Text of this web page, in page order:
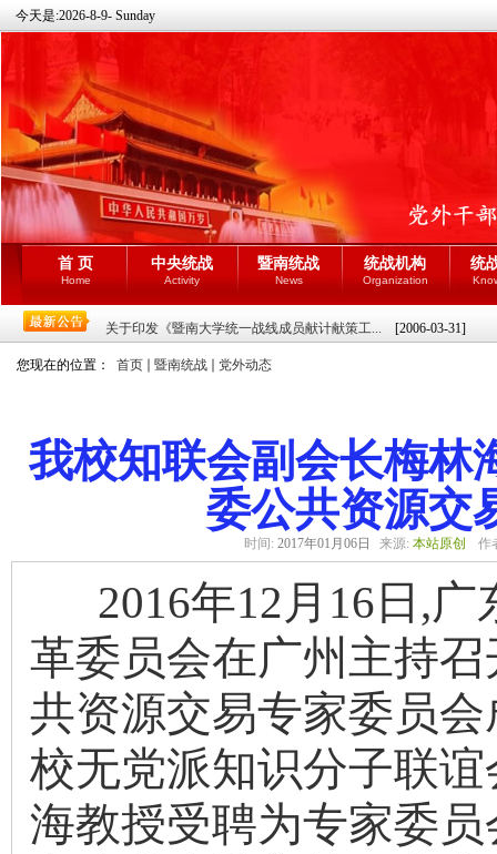
今天是:2026-8-9- Sunday
首 页
Home
中央统战
Activity
暨南统战
News
统战机构
Organization
统
关于印发《暨南大学统一战线成员献计献策工... [2006-03-31]
您现在的位置： 首页 暨南统战 党外动态
我校知联会副会长梅林
委公共资源交
时间: 2017年01月06日 来源: 本站原创 作
2016年12月16日,广
革委员会在广州主持
共资源交易专家委员
校无党派知识分子联
海教授受聘为专家委